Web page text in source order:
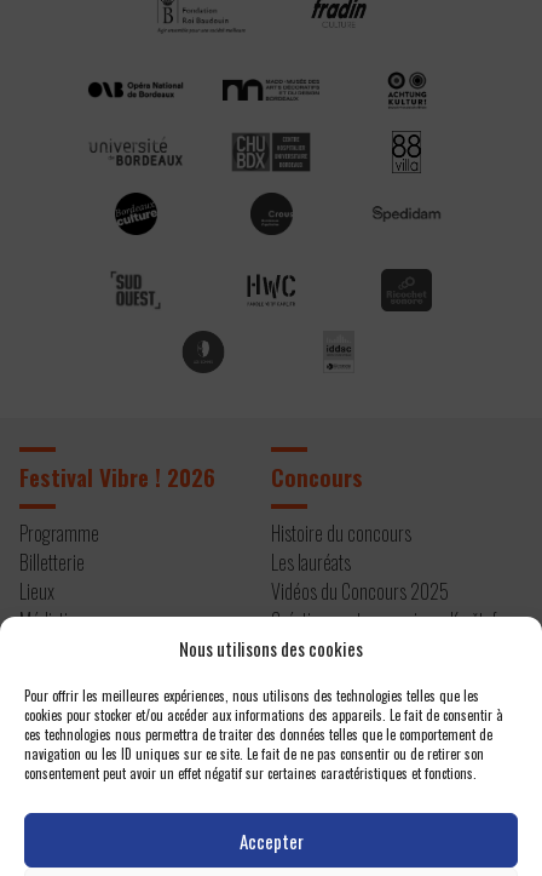
Nous utilisons des cookies
Pour offrir les meilleures expériences, nous utilisons des technologies telles que les
cookies pour stocker et/ou accéder aux informations des appareils. Le fait de consentir à
ces technologies nous permettra de traiter des données telles que le comportement de
navigation ou les ID uniques sur ce site. Le fait de ne pas consentir ou de retirer son
consentement peut avoir un effet négatif sur certaines caractéristiques et fonctions.
Accepter
Festival Vibre ! 2026
Programme
Billetterie
Lieux
Médiation
Concours
Histoire du concours
Les lauréats
Vidéos du Concours 2025
Création contemporaine – Kryštof
Mařatka
À propos
Editos
Actualités
Contact
Newsletter
Espace presse
Nous contacter